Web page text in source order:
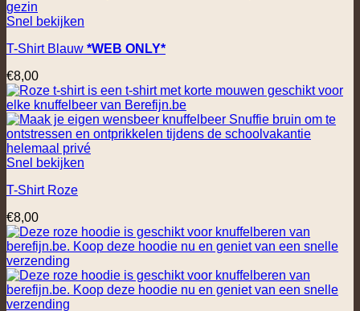
Snel bekijken
T-Shirt Blauw *WEB ONLY*
€8,00
Snel bekijken
T-Shirt Roze
€8,00